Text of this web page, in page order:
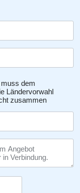
dem
Ländervorwahl
zusammen